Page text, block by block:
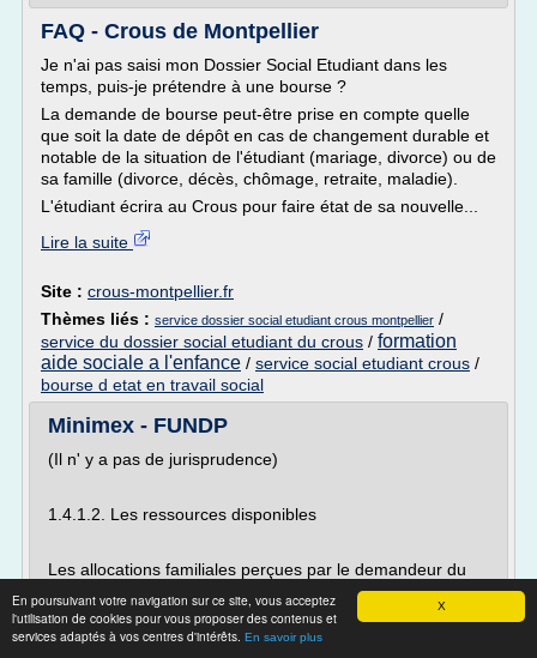
X
En poursuivant votre navigation sur ce site, vous acceptez
l'utilisation de cookies pour vous proposer des contenus et
services adaptés à vos centres d'intérêts. En savoir plus
FAQ - Crous de Montpellier
Je n'ai pas saisi mon Dossier Social Etudiant dans les
temps, puis-je prétendre à une bourse ?
La demande de bourse peut-être prise en compte quelle
que soit la date de dépôt en cas de changement durable et
notable de la situation de l'étudiant (mariage, divorce) ou de
sa famille (divorce, décès, chômage, retraite, maladie).
L'étudiant écrira au Crous pour faire état de sa nouvelle...
Lire la suite
Site : crous-montpellier.fr
Thèmes liés : service dossier social etudiant crous montpellier /
service du dossier social etudiant du crous / formation
aide sociale a l'enfance / service social etudiant crous /
bourse d etat en travail social
Minimex - FUNDP
(Il n' y a pas de jurisprudence)
1.4.1.2. Les ressources disponibles
Les allocations familiales perçues par le demandeur du
minimex et à son seul profit sont prises en considération
pour le calcul de ses ressources [68] .